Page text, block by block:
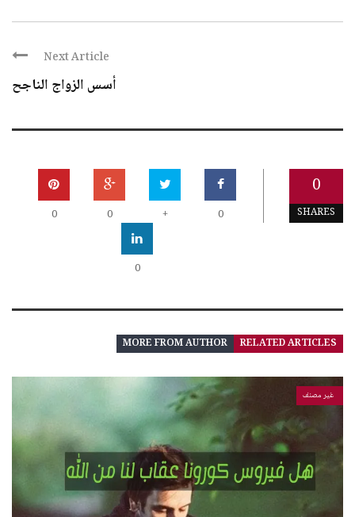
Next Article
أسس الزواج الناجح
0
SHARES
0
+
0
0
0
RELATED ARTICLES
MORE FROM AUTHOR
غير مصنف